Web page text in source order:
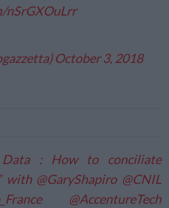
nSrGXOuLrr
October 3, 2018
: How to conciliate
with @GaryShapiro @CNIL
@AccentureTech